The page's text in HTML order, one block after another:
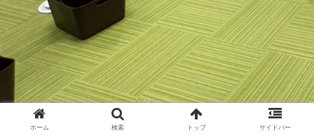
ホーム 検索 トップ サイドバー